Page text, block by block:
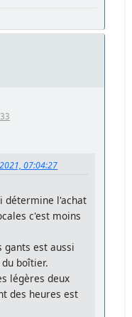
07:04:27
détermine l'achat
c'est moins
gants est aussi
boîtier.
légères deux
des heures est